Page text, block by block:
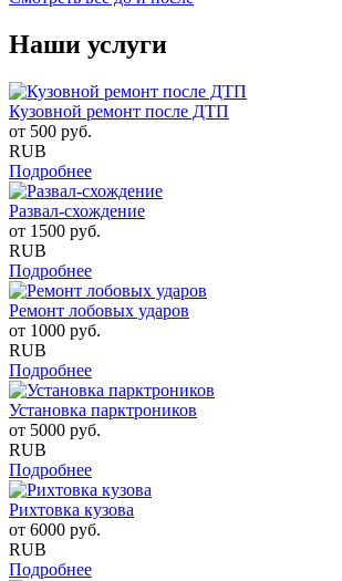
Наши услуги
Кузовной ремонт после ДТП
от 500 руб.
RUB
Подробнее
Развал-схождение
от 1500 руб.
RUB
Подробнее
Ремонт лобовых ударов
от 1000 руб.
RUB
Подробнее
Установка парктроников
от 5000 руб.
RUB
Подробнее
Рихтовка кузова
от 6000 руб.
RUB
Подробнее